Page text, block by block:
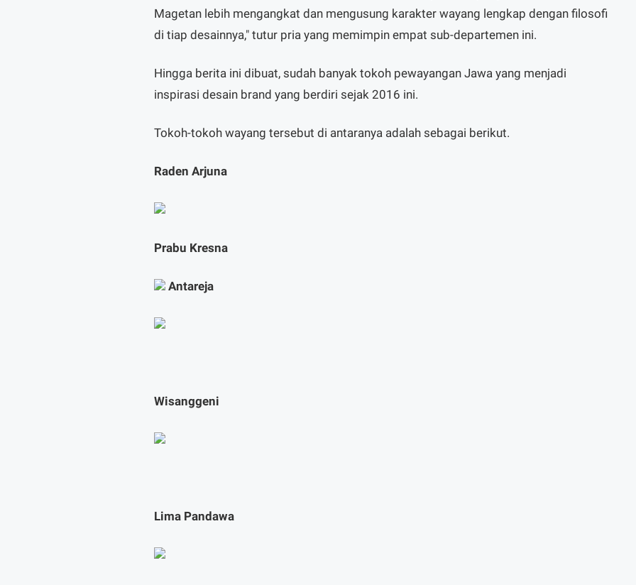
Magetan lebih mengangkat dan mengusung karakter wayang lengkap dengan filosofi
di tiap desainnya," tutur pria yang memimpin empat sub-departemen ini.
Hingga berita ini dibuat, sudah banyak tokoh pewayangan Jawa yang menjadi
inspirasi desain brand yang berdiri sejak 2016 ini.
Tokoh-tokoh wayang tersebut di antaranya adalah sebagai berikut.
Raden Arjuna
Prabu Kresna
Antareja
Wisanggeni
Lima Pandawa